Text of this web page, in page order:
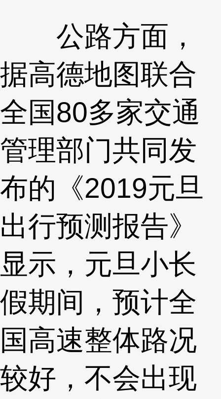
公路方面，
据高德地图联合
全国80多家交通
管理部门共同发
布的《2019元旦
出行预测报告》
显示，元旦小长
假期间，预计全
国高速整体路况
较好，不会出现